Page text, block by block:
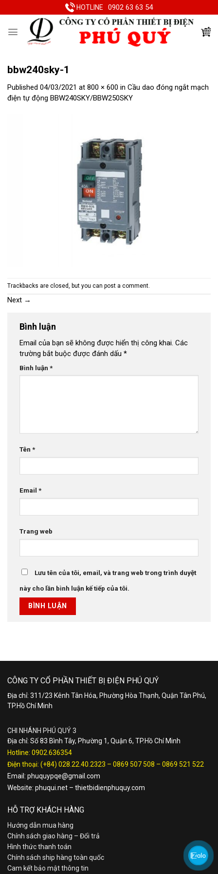
to
HOTLINE 0902 63 63 54
bbw240sky-1
Published 04/03/2021 at 800 × 600 in Cầu dao đóng ngắt mạch
điện tự động BBW240SKY/BBW250SKY
Trackbacks are closed, but you can post a comment.
Next →
Bình luận
Email của bạn sẽ không được hiển thị công khai. Các
trường bắt buộc được đánh dấu *
Bình luận *
Tên *
Email *
Trang web
Lưu tên của tôi, email, và trang web trong trình duyệt
này cho lần bình luận kế tiếp của tôi.
CÔNG TY CỔ PHẦN THIẾT BỊ ĐIỆN PHÚ QUÝ
Địa chỉ: 311/23 Kênh Tân Hóa, Phường Hòa Thạnh, Quận Tân Phú,
TP.Hồ Chí Minh
CHI NHÁNH PHÚ QUÝ 3
Địa chỉ: Số 83 Bình Tây, Phường 1, Quận 6, TP.Hồ Chí Minh
Hotline: 0902.636354
Điện thoại: (+84) 028.22.40.2323 – 0869 507 508 – 0869 521 522
Email: phuquypqe@gmail.com
Website: phuqui.net – thietbidienphuquy.com
HỖ TRỢ KHÁCH HÀNG
Hướng dẫn mua hàng
Chính sách giao hàng – Đổi trả
Hình thức thanh toán
Chính sách ship hàng toàn quốc
Cam kết bảo mật thông tin